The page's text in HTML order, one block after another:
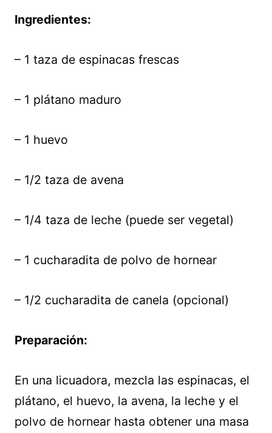
Ingredientes:
– 1 taza de espinacas frescas
– 1 plátano maduro
– 1 huevo
– 1/2 taza de avena
– 1/4 taza de leche (puede ser vegetal)
– 1 cucharadita de polvo de hornear
– 1/2 cucharadita de canela (opcional)
Preparación:
En una licuadora, mezcla las espinacas, el
plátano, el huevo, la avena, la leche y el
polvo de hornear hasta obtener una masa